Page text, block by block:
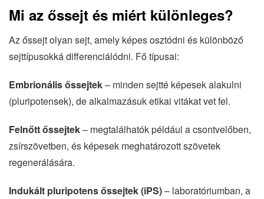
Mi az őssejt és miért különleges?
Az őssejt olyan sejt, amely képes osztódni és különböző
sejttípusokká differenciálódni. Fő típusai:
Embrionális őssejtek– minden sejtté képesek alakulni
(pluripotensek), de alkalmazásuk etikai vitákat vet fel.
Felnőtt őssejtek– megtalálhatók például a csontvelőben,
zsírszövetben, és képesek meghatározott szövetek
regenerálására.
Indukált pluripotens őssejtek (iPS)– laboratóriumban, a